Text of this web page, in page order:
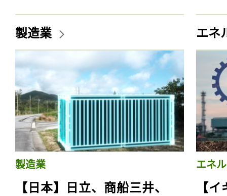
製造業
製造業
【日本】日立、商船三井、
エネ
エネ
【